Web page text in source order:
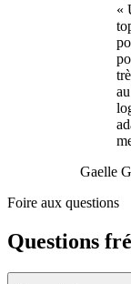
«
Gaelle
Foire aux questions
Questions